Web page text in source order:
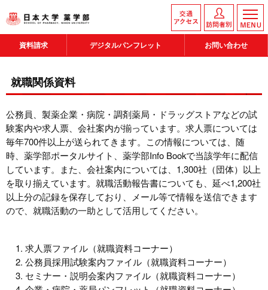
資料請求 デジタルパンフレット お問い合わせ
就職関係資料
公務員、製薬企業・病院・調剤薬局・ドラッグストアなどの試
験案内や求人票、会社案内が揃っています。求人票については
毎年700件以上が送られてきます。この情報については、随
時、薬学部ポータルサイト、薬学部Info Bookで当該学年に配信
しています。また、会社案内については、1,300社（団体）以上
を取り揃えています。就職活動報告書についても、延べ1,200社
以上分の記録を保存しており、メール等で情報を送信できます
ので、就職活動の一助として活用してください。
求人票ファイル（就職資料コーナー）
公務員採用試験案内ファイル（就職資料コーナー）
セミナー・説明会案内ファイル（就職資料コーナー）